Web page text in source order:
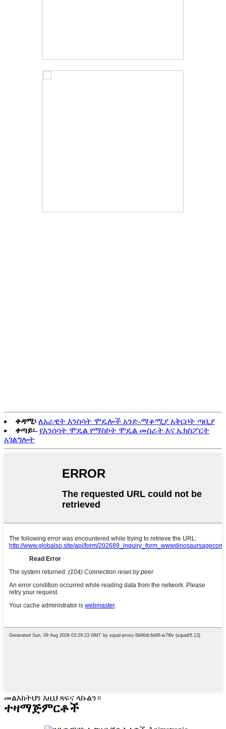
ቀዳሚ፡ ለአራዊት እንስሳት ሞዴሎች አንድ-ማቆሚያ አቅርቦት ጣቢያ
ቀጣይ፡- የእንሰሳት ሞዴል የማስኮት ሞዴል መስራት እና ኤክስፖርት
አገልግሎት
መልእክትህን እዚህ ጻፍና ላኩልን።
ተዛማጅምርቶች